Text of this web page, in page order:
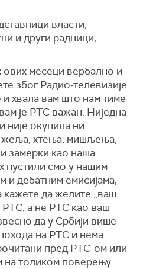
власти,
и други радници,
месеци вербално и
због Радио-телевизије
хвала вам што нам тиме
је РТС важан. Ниједна
није окупила ни
хтења, мишљења,
и замерки као наша
пустили смо у нашим
и дебатним емисијама,
кажете да желите „ваш
а не РТС као ваш
да у Србији више
на РТС и нема
пред РТС-ом или
на толиком поверењу.